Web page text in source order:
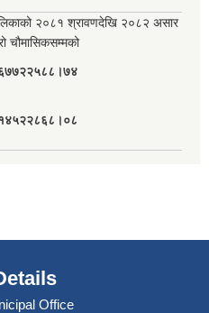
२०८१ श्रावणदेखि २०८२ असार
चौमासिकसम्मको
Office